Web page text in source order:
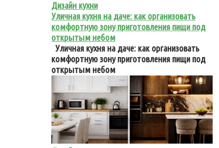
Дизайн кухни
Уличная кухня на даче: как организовать
комфортную зону приготовления пищи под
открытым небом
Уличная кухня на даче: как организовать
комфортную зону приготовления пищи под
открытым небом